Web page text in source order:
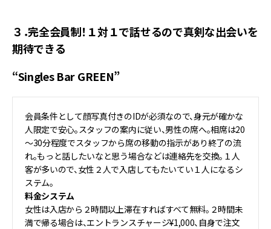
３．完全会員制！１対１で話せるので真剣な出会いを
期待できる
“Singles Bar GREEN”
会員条件として顔写真付きのIDが必須なので、身元が確かな
人限定で安心。スタッフの案内に従い、男性の席へ。相席は20
～30分程度でスタッフから席の移動の指示があり終了の流
れ。もっと話したいなと思う場合などは連絡先を交換。１人
客が多いので、女性２人で入店してもたいてい１人になるシ
ステム。
料金システム
女性は入店から２時間以上滞在すればすべて無料。２時間未
満で帰る場合は、エントランスチャージ¥1,000、自身で注文